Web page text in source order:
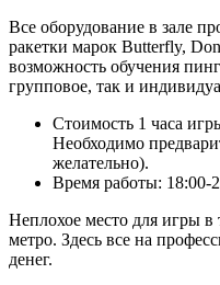
Все оборудование в зале
ракетки марок Butterfly,
возможность обучения
групповое, так и
Стоимость 1 часа
Необходимо
желательно).
Время работы: 18:00-
Неплохое место для игры
метро. Здесь все на
денег.